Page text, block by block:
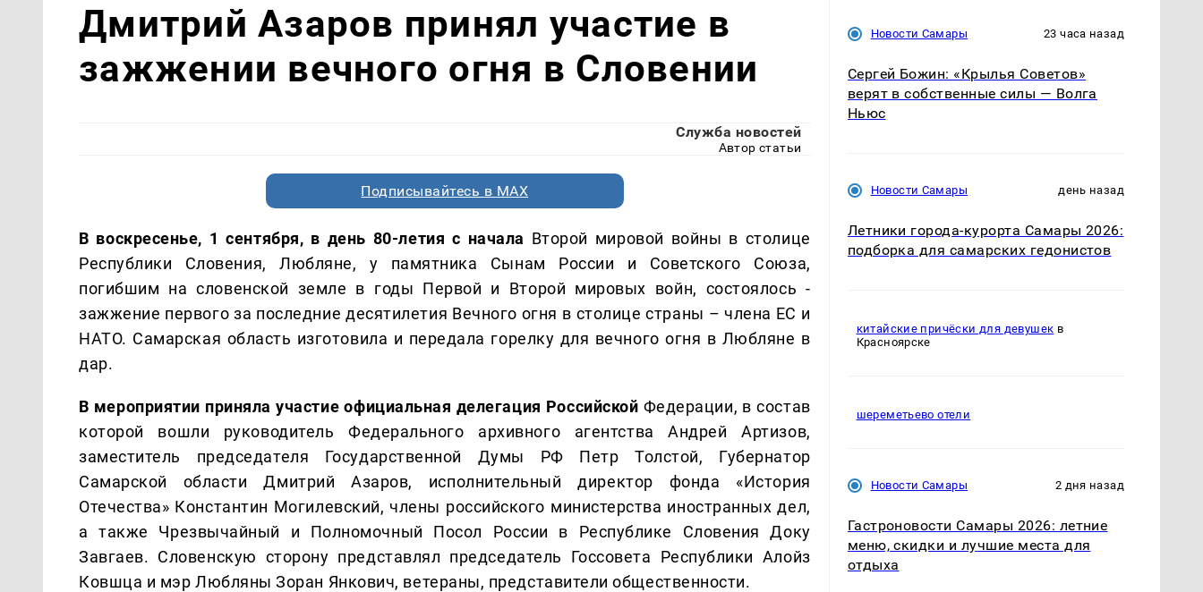
Дмитрий Азаров принял участие в
зажжении вечного огня в Словении
Служба новостей
Автор статьи
Подписывайтесь в MAX
В воскресенье, 1 сентября, в день 80-летия с начала Второй мировой войны в столице
Республики Словения, Любляне, у памятника Сынам России и Советского Союза,
погибшим на словенской земле в годы Первой и Второй мировых войн, состоялось -
зажжение первого за последние десятилетия Вечного огня в столице страны – члена ЕС и
НАТО. Самарская область изготовила и передала горелку для вечного огня в Любляне в
дар.
В мероприятии приняла участие официальная делегация Российской Федерации, в состав
которой вошли руководитель Федерального архивного агентства Андрей Артизов,
заместитель председателя Государственной Думы РФ Петр Толстой, Губернатор
Самарской области Дмитрий Азаров, исполнительный директор фонда «История
Отечества» Константин Могилевский, члены российского министерства иностранных дел,
а также Чрезвычайный и Полномочный Посол России в Республике Словения Доку
Завгаев. Словенскую сторону представлял председатель Госсовета Республики Алойз
Ковшца и мэр Любляны Зоран Янкович, ветераны, представители общественности.
Новости Самары 23 часа назад
Сергей Божин: «Крылья Советов»
верят в собственные силы — Волга
Ньюс
Новости Самары день назад
Летники города-курорта Самары 2026:
подборка для самарских гедонистов
китайские причёски для девушек в
Красноярске
шереметьево отели
Новости Самары 2 дня назад
Гастроновости Самары 2026: летние
меню, скидки и лучшие места для
отдыха